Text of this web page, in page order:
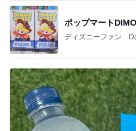
ポップマート
ディズニーファン D